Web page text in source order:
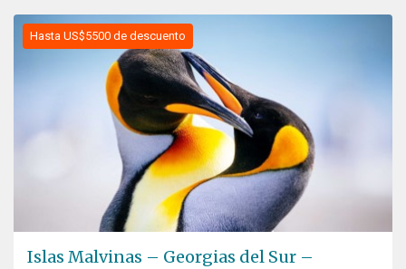
Hasta US$5500 de descuento
Islas Malvinas – Georgias del Sur –